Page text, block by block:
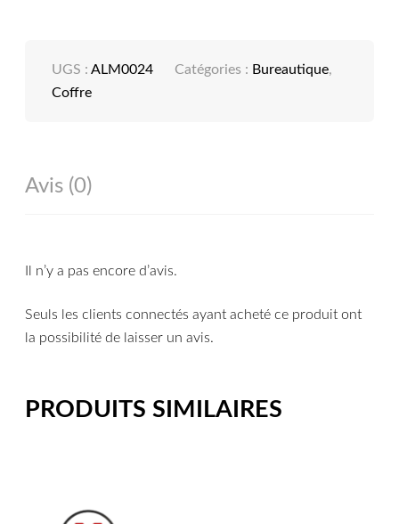
UGS :ALM0024 Catégories : Bureautique,
Coffre
Avis (0)
Il n’y a pas encore d’avis.
Seuls les clients connectés ayant acheté ce produit ont
la possibilité de laisser un avis.
PRODUITS SIMILAIRES